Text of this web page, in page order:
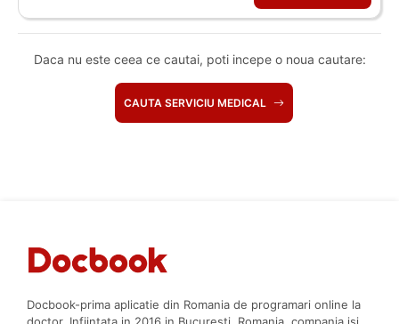
Daca nu este ceea ce cautai, poti incepe o noua cautare:
CAUTA SERVICIU MEDICAL
Docbook-prima aplicatie din Romania de programari online la